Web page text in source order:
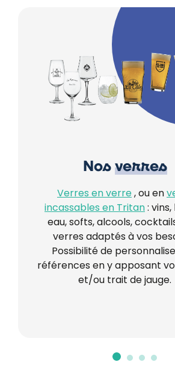
Nos verres
Verres en verre , ou en
incassables en Tritan : vins,
eau, softs, alcools,
verres adaptés à vos
Possibilité de
références en y apposant
et/ou trait de jauge.